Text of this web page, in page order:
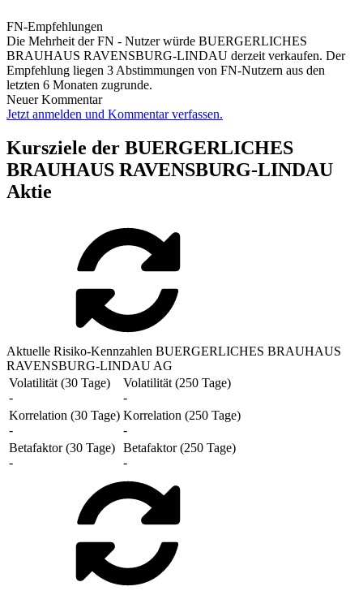
FN-Empfehlungen
Die Mehrheit der FN - Nutzer würde BUERGERLICHES
BRAUHAUS RAVENSBURG-LINDAU derzeit verkaufen. Der
Empfehlung liegen 3 Abstimmungen von FN-Nutzern aus den
letzten 6 Monaten zugrunde.
Neuer Kommentar
Jetzt anmelden und Kommentar verfassen.
Kursziele der BUERGERLICHES
BRAUHAUS RAVENSBURG-LINDAU
Aktie
Aktuelle Risiko-Kennzahlen BUERGERLICHES BRAUHAUS
RAVENSBURG-LINDAU AG
Volatilität (30 Tage)
-
Volatilität (250 Tage)
-
Korrelation (30 Tage)
-
Korrelation (250 Tage)
-
Betafaktor (30 Tage)
-
Betafaktor (250 Tage)
-